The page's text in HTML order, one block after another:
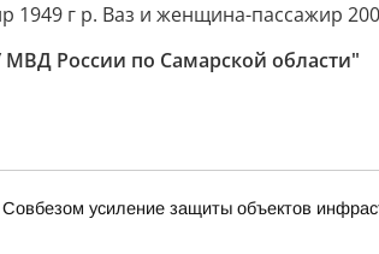
1949 г р. Ваз и женщина-пассажир
России по Самарской области"
усиление защиты объектов